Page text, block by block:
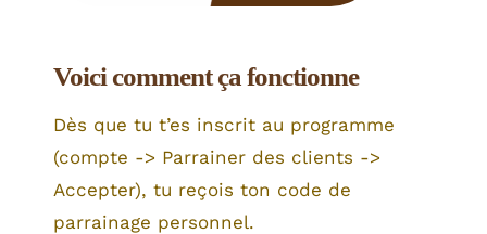
Voici comment ça fonctionne
Dès que tu t’es inscrit au programme
(compte -> Parrainer des clients ->
Accepter), tu reçois ton code de
parrainage personnel.